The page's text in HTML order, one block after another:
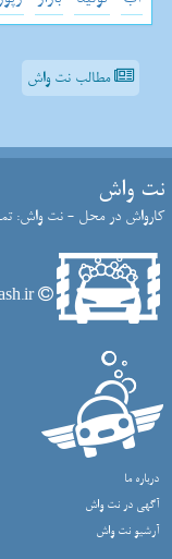
مطالب نت واش
نت واش
کارواش در محل - نت واش:
netwash.ir - تمام حقوق سایت نت واش محفوظ است
درباره ما
آگهی در نت واش
آرشیو نت واش